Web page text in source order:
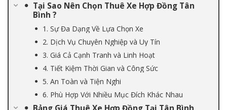
Tại Sao Nên Chọn Thuê Xe Hợp Đồng Tân
Bình ?
1. Sự Đa Dạng Về Lựa Chọn Xe
2. Dịch Vụ Chuyên Nghiệp và Uy Tín
3. Giá Cả Cạnh Tranh và Linh Hoạt
4. Tiết Kiệm Thời Gian và Công Sức
5. An Toàn và Tiện Nghi
6. Phù Hợp Với Nhiều Mục Đích Khác Nhau